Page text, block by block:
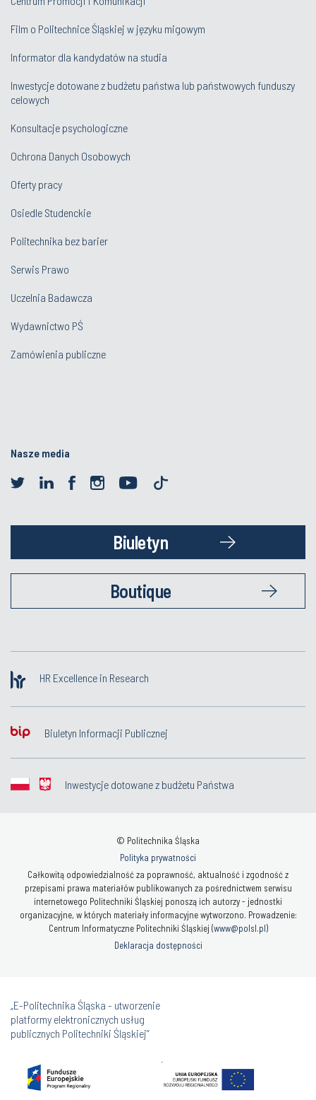
Film o Politechnice Śląskiej w języku migowym
Informator dla kandydatów na studia
Inwestycje dotowane z budżetu państwa lub państwowych funduszy
celowych
Konsultacje psychologiczne
Ochrona Danych Osobowych
Oferty pracy
Osiedle Studenckie
Politechnika bez barier
Serwis Prawo
Uczelnia Badawcza
Wydawnictwo PŚ
Zamówienia publiczne
Nasze media
Biuletyn
Boutique
HR Excellence in Research
Biuletyn Informacji Publicznej
Inwestycje dotowane z budżetu Państwa
© Politechnika Śląska
Polityka prywatności
Całkowitą odpowiedzialność za poprawność, aktualność i zgodność z
przepisami prawa materiałów publikowanych za pośrednictwem serwisu
internetowego Politechniki Śląskiej ponoszą ich autorzy - jednostki
organizacyjne, w których materiały informacyjne wytworzono. Prowadzenie:
Centrum Informatyczne Politechniki Śląskiej (www@polsl.pl)
Deklaracja dostępności
„E-Politechnika Śląska - utworzenie
platformy elektronicznych usług
publicznych Politechniki Śląskiej”